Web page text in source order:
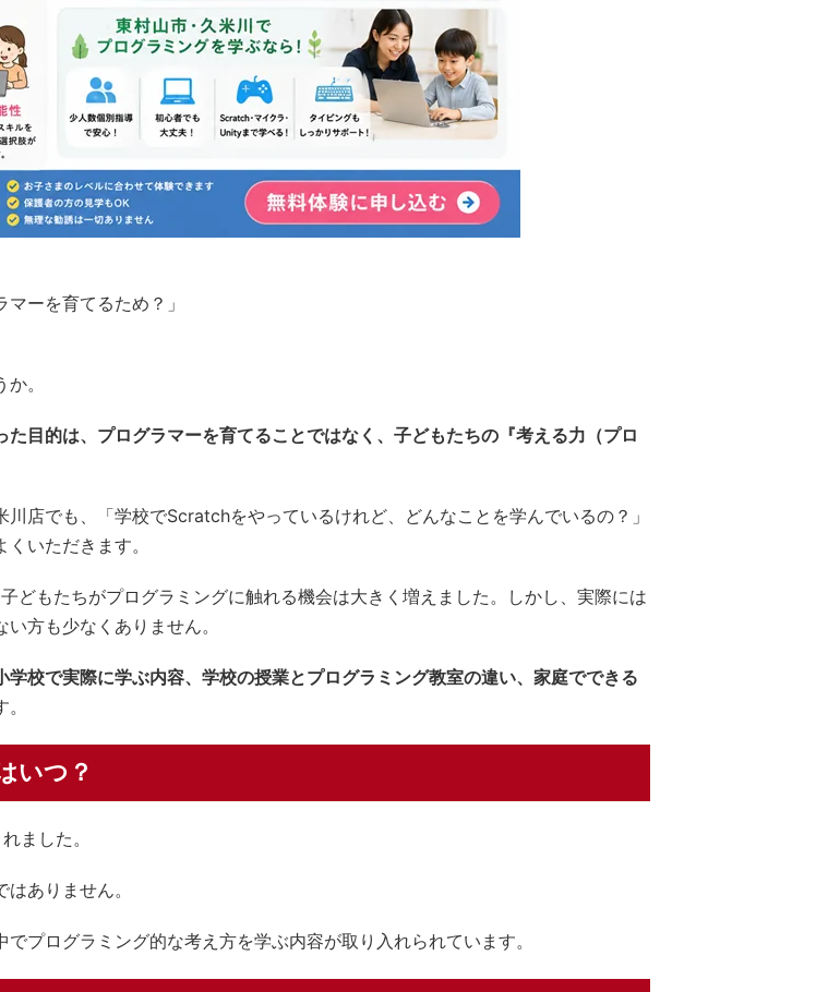
ーを育てるため？」
。
目的は、プログラマーを育てることではなく、子どもたちの『考える力（プロ
店でも、「学校でScratchをやっているけれど、どんなことを学んでいるの？」
いただきます。
どもたちがプログラミングに触れる機会は大きく増えました。しかし、実際には
方も少なくありません。
校で実際に学ぶ内容、学校の授業とプログラミング教室の違い、家庭でできる
いつ？
ました。
ありません。
プログラミング的な考え方を学ぶ内容が取り入れられています。